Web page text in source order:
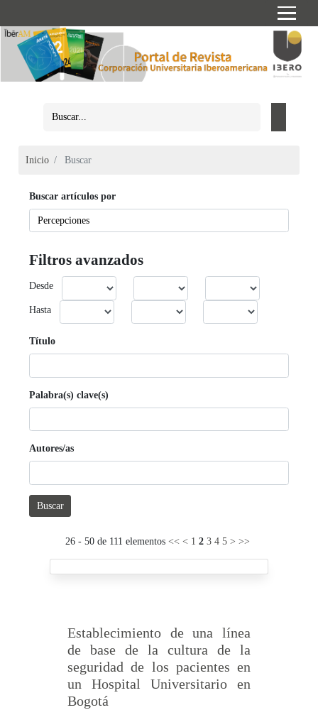
Inicio Buscar
Buscar artículos por
Filtros avanzados
Desde
Hasta
Título
Palabra(s) clave(s)
Autores/as
Buscar
26 - 50 de 111 elementos << < 1 2 3 4 5 > >>
Establecimiento de una línea
de base de la cultura de la
seguridad de los pacientes en
un Hospital Universitario en
Bogotá